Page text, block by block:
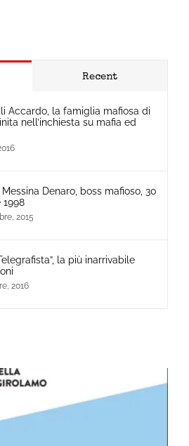
Recent
Accardo, la famiglia mafiosa di
nell’inchiesta su mafia ed
Messina Denaro, boss mafioso, 30
1998
2015
la più inarrivabile
2016